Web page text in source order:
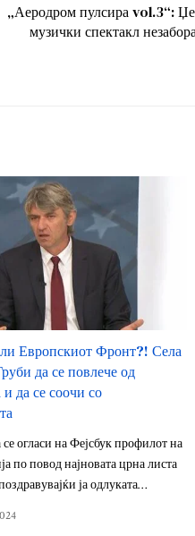
„Аеродром пулсира vol.3“:
музички спектакл
Европскиот Фронт?! Села
да се повлече од
да се соочи со
огласи на Фејсбук профилот на
по повод најновата црна листа
ја одлуката…